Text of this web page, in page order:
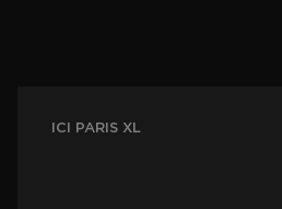
ICI PARIS XL